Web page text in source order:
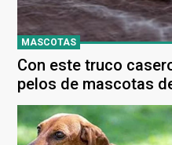
MASCOTAS
Con este truco
pelos de mascotas
sencilla y económica